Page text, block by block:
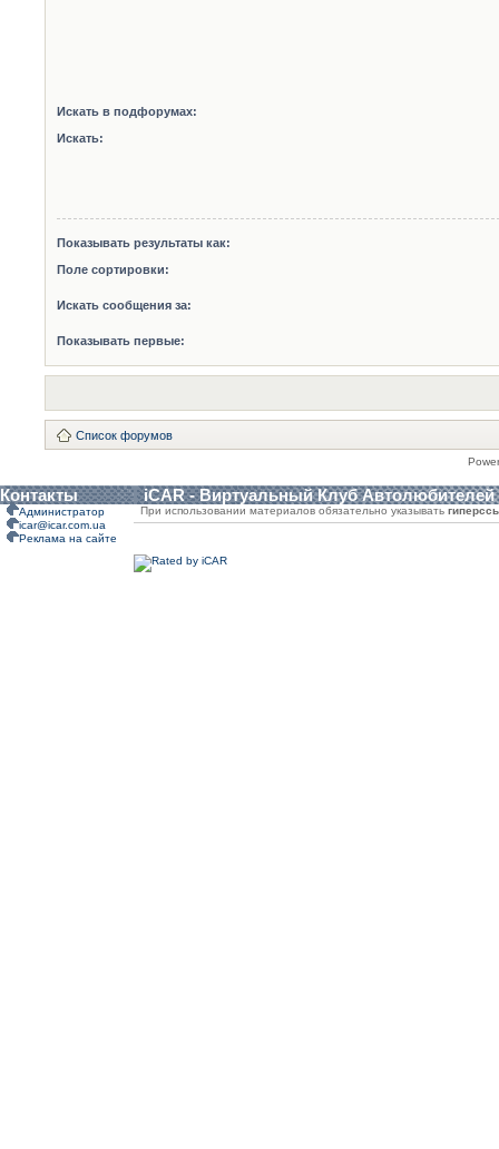
Искать в подфорумах:
Искать:
Показывать результаты как:
Поле сортировки:
Искать сообщения за:
Показывать первые:
Список форумов
Контакты iCAR - Виртуальный Клуб Автолюбителей
Администратор
icar@icar.com.ua
Реклама на сайте
При использовании материалов обязательно указывать